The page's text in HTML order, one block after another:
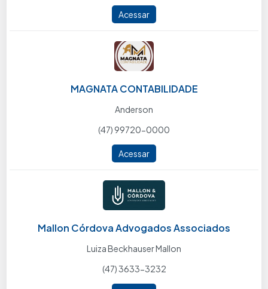
Acessar
MAGNATA CONTABILIDADE
Anderson
(47) 99720-0000
Acessar
Mallon Córdova Advogados Associados
Luiza Beckhauser Mallon
(47) 3633-3232